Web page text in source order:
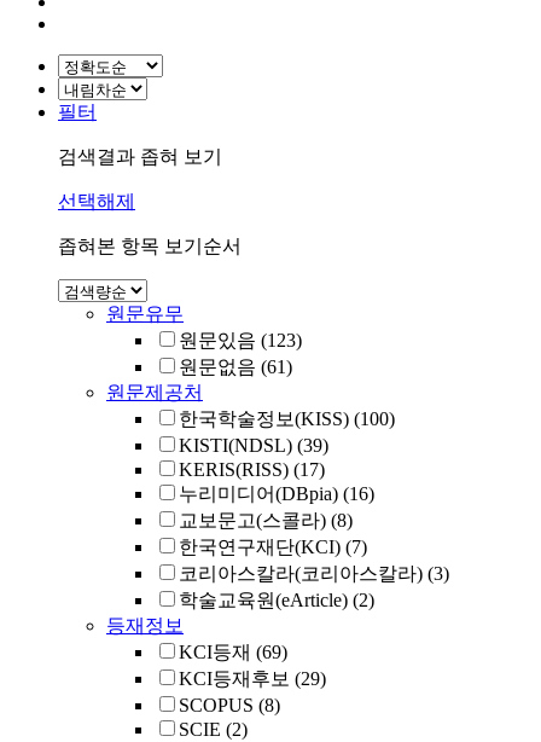
필터
검색결과 좁혀 보기
선택해제
좁혀본 항목 보기순서
원문유무
원문있음 (123)
원문없음 (61)
원문제공처
한국학술정보(KISS) (100)
KISTI(NDSL) (39)
KERIS(RISS) (17)
누리미디어(DBpia) (16)
교보문고(스콜라) (8)
한국연구재단(KCI) (7)
코리아스칼라(코리아스칼라) (3)
학술교육원(eArticle) (2)
등재정보
KCI등재 (69)
KCI등재후보 (29)
SCOPUS (8)
SCIE (2)